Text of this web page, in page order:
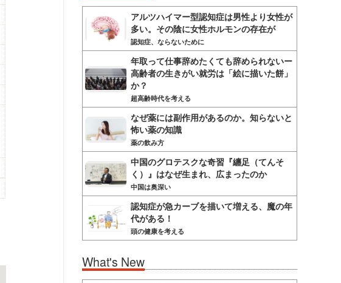
アルツハイマー型認知症は男性より女性が
多い。その陰に女性ホルモンの存在が
認知症、ならないために
年取って仕事辞めたくても辞められないー
高齢者の生きがい就労は「絵に描いた餅」
か？
超高齢時代を考える
なぜ薬には副作用があるのか。知らないと
怖い薬の知識
薬の飲み方
中国のグロテスクな奇習『纏足（てんそ
く）』はなぜ生まれ、広まったのか
中国は奥深い
認知症が急カーブを描いて増える、魔の年
代がある！
頭の健康を考える
What's New